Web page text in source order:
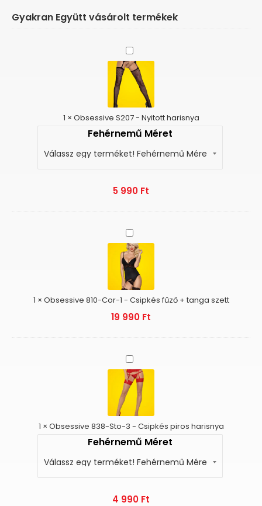
Gyakran Együtt vásárolt termékek
Obsessive
S207
-
Nyitott
harisnya
1 × Obsessive S207 - Nyitott harisnya
Fehérnemű Méret
5 990 Ft
Obsessive
810-
Cor-
1
-
Csipkés
fűző
tanga
1 × Obsessive 810-Cor-1 - Csipkés fűző + tanga szett
19 990 Ft
Obsessive
838-
Sto-
3
Csipkés
piros
harisnya
1 × Obsessive 838-Sto-3 - Csipkés piros harisnya
Fehérnemű Méret
4 990 Ft